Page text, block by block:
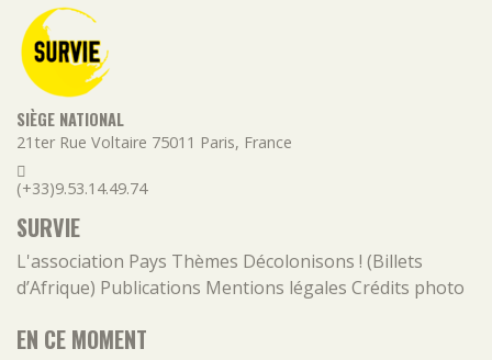
SIÈGE NATIONAL
21ter Rue Voltaire 75011 Paris, France
(+33)9.53.14.49.74
SURVIE
L'association Pays Thèmes Décolonisons ! (Billets
d’Afrique) Publications Mentions légales Crédits photo
EN CE MOMENT